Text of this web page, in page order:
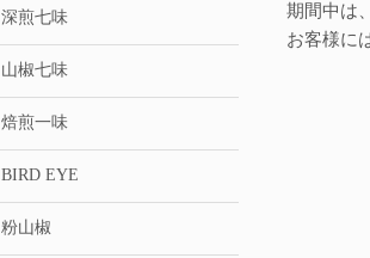
期間中は
お客様に
深煎七味
山椒七味
焙煎一味
BIRD EYE
粉山椒